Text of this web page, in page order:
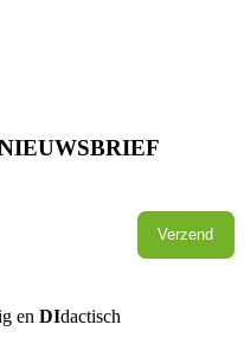
Verzend
en DIdactisch